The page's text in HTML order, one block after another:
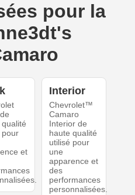
pour la
pour
et
Interior
Chevrolet™
Camaro
Interior de
haute qualité
utilisé pour
une
apparence et
des
performances
personnalisées.